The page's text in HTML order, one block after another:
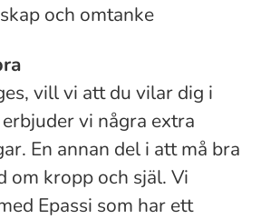
och omtanke
vill vi att du vilar dig i
vi några extra
En annan del i att må bra
om kropp och själ. Vi
Epassi som har ett